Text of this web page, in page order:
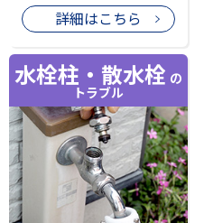
詳細はこちら
水栓柱・散水栓 の
トラブル